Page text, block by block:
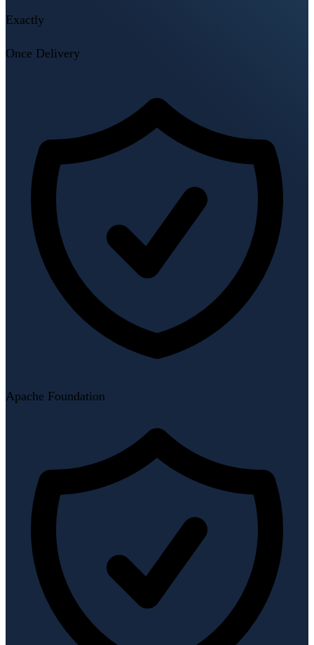
Exactly
Once Delivery
Apache Foundation